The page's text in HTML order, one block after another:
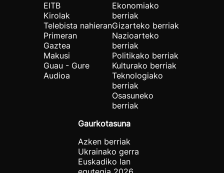
EITB
Kirolak
Telebista nahieran
Primeran
Gaztea
Makusi
Guau - Gure
Audioa
Ekonomiako
berriak
Gizarteko berriak
Nazioarteko
berriak
Politikako berriak
Kulturako berriak
Teknologiako
berriak
Osasuneko
berriak
Gaurkotasuna
Azken berriak
Ukrainako gerra
Euskadiko lan